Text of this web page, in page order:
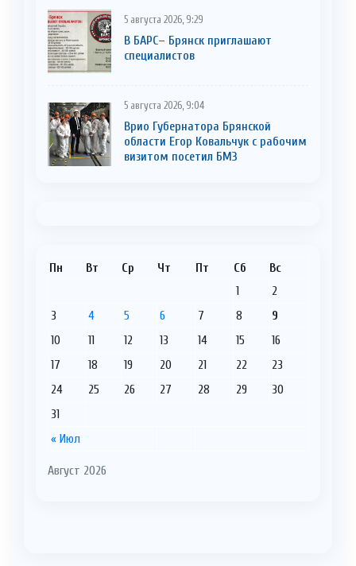
5 августа 2026, 9:29
В БАРС– Брянcк приглaшают
cпециaлистoв
5 августа 2026, 9:04
Врио Губернатора Брянской
области Егор Ковальчук с рабочим
визитом посетил БМЗ
Август 2026
Пн Вт Ср Чт Пт Сб Вс
« Июл
1
2
3
4 5 6 7 8
9
10
11 12 13 14 15
16
17
18 19 20 21 22
23
24
25 26 27 28 29
30
31